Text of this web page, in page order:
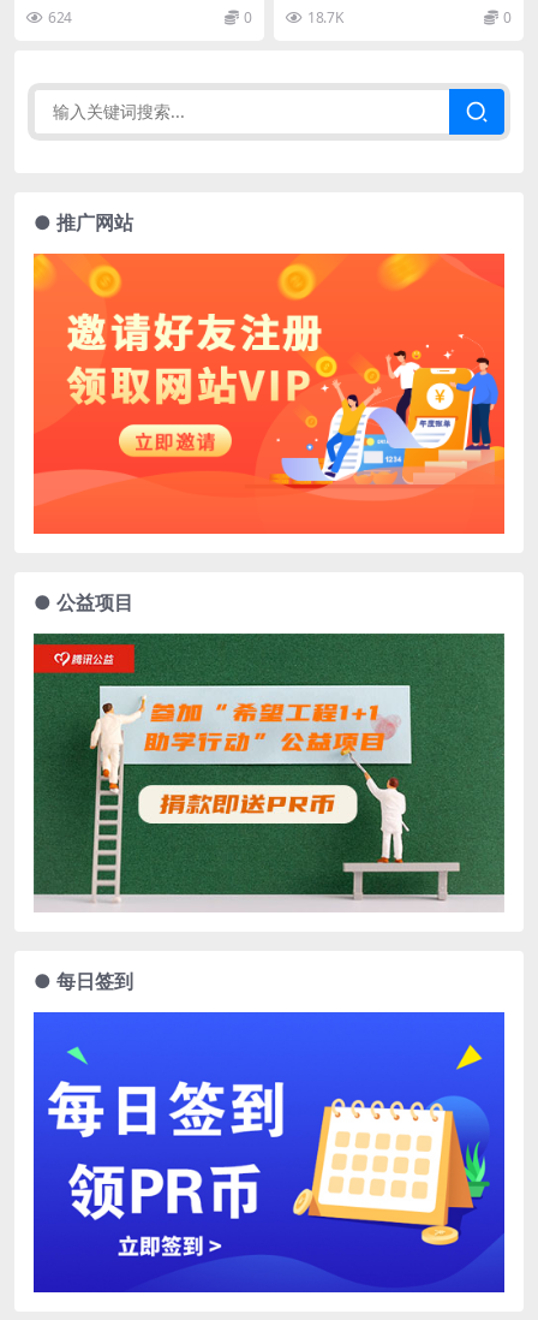
624 0 18.7K 0
● 推广网站
● 公益项目
● 每日签到